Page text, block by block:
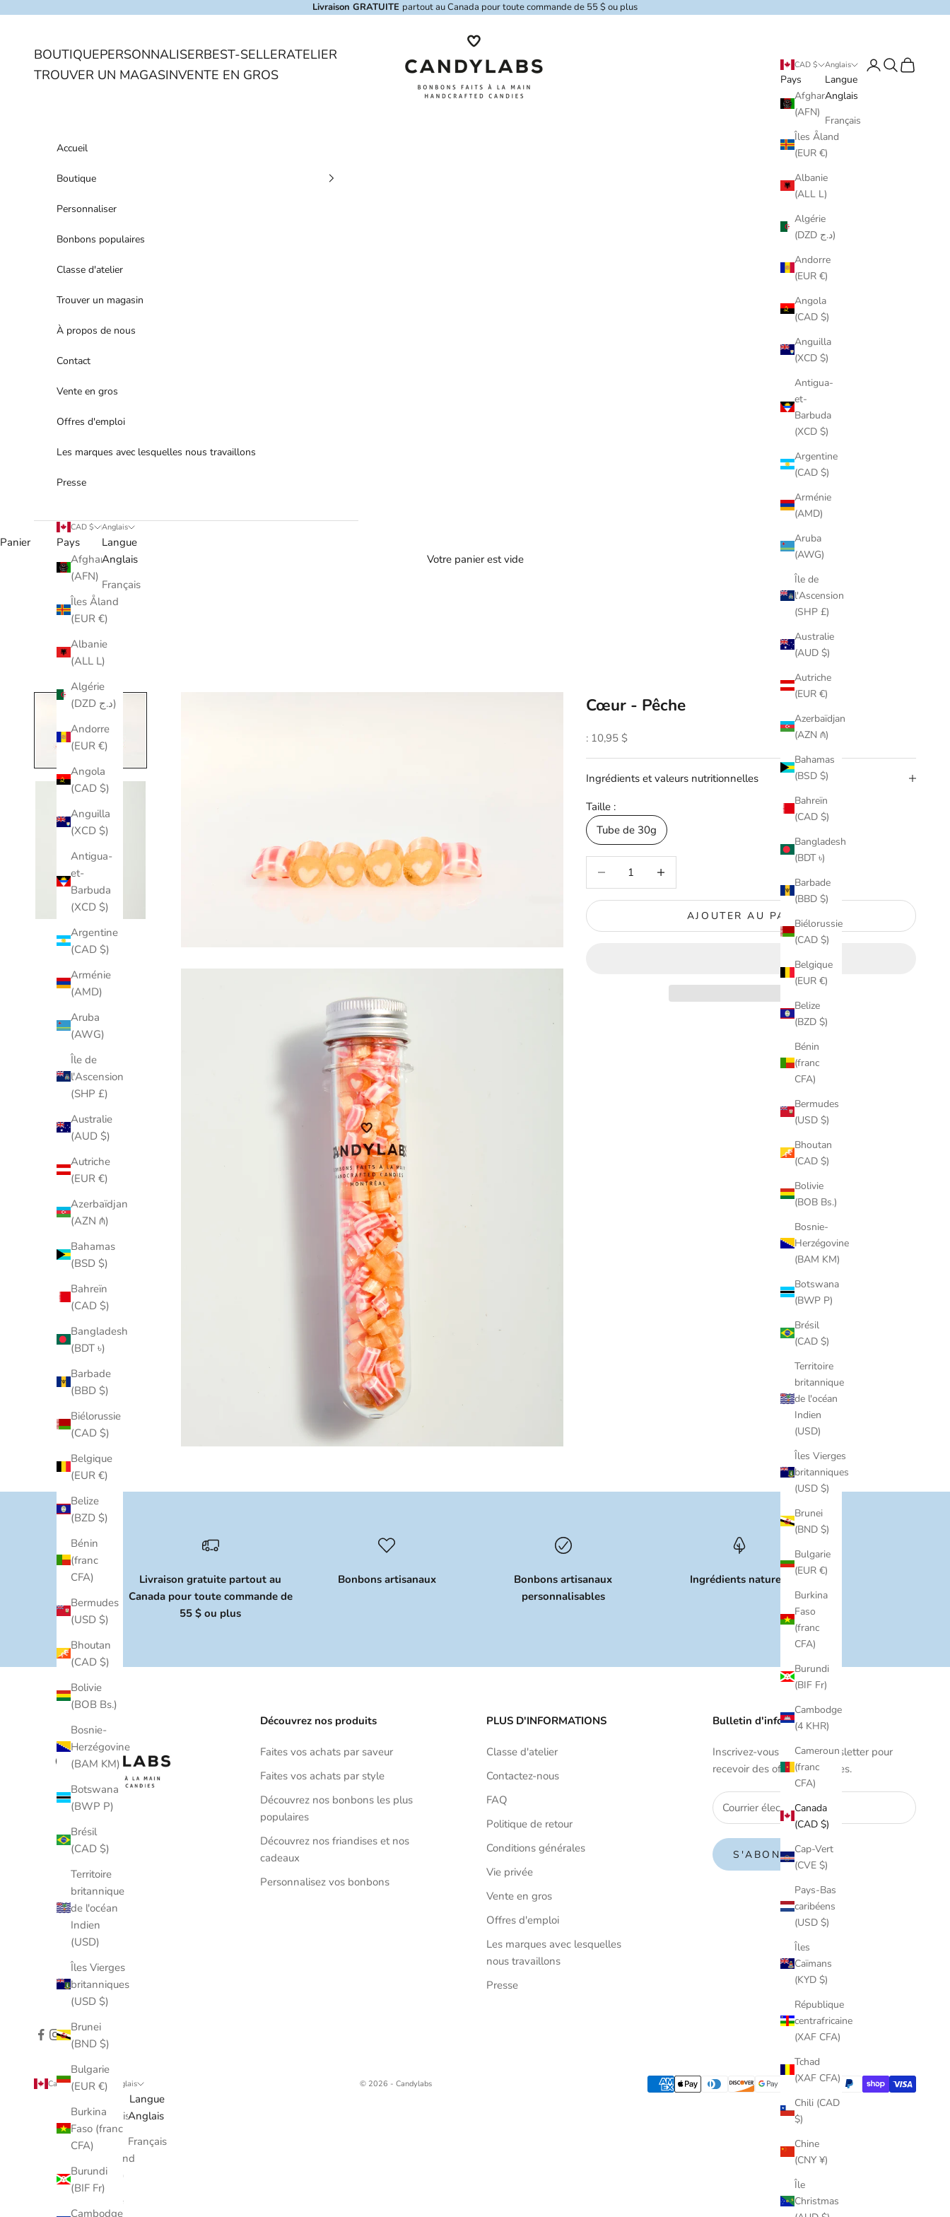
Livraison GRATUITE partout au Canada pour toute commande de 55 $ ou plus
BOUTIQUEPERSONNALISERBEST-SELLERATELIER
TROUVER UN MAGASINVENTE EN GROS
CAD $
Pays
Afghanistan
(AFN)
Îles Åland
(EUR €)
Albanie
(ALL L)
Algérie
(DZD د.ج)
Andorre
(EUR €)
Angola
(CAD $)
Anguilla
(XCD $)
Antigua-
et-
Barbuda
(XCD $)
Argentine
(CAD $)
Arménie
(AMD)
Aruba
(AWG)
Île de
l'Ascension
(SHP £)
Australie
(AUD $)
Autriche
(EUR €)
Azerbaïdjan
(AZN ₼)
Bahamas
(BSD $)
Bahreïn
(CAD $)
Bangladesh
(BDT ৳)
Barbade
(BBD $)
Biélorussie
(CAD $)
Belgique
(EUR €)
Belize
(BZD $)
Bénin
(franc
CFA)
Bermudes
(USD $)
Bhoutan
(CAD $)
Bolivie
(BOB Bs.)
Bosnie-
Herzégovine
(BAM KM)
Botswana
(BWP P)
Brésil
(CAD $)
Territoire
britannique
de l'océan
Indien
(USD)
Îles Vierges
britanniques
(USD $)
Brunei
(BND $)
Bulgarie
(EUR €)
Burkina
Faso
(franc
CFA)
Burundi
(BIF Fr)
Cambodge
(4 KHR)
Cameroun
(franc
CFA)
Canada
(CAD $)
Cap-Vert
(CVE $)
Pays-Bas
caribéens
(USD $)
Îles
Caïmans
(KYD $)
République
centrafricaine
(XAF CFA)
Tchad
(XAF CFA)
Chili (CAD
$)
Chine
(CNY ¥)
Île
Christmas
Anglais
Langue
Anglais
Français
Connexion
Recherchez
Panier
Accueil
Boutique
Personnaliser
Bonbons populaires
Classe d'atelier
Trouver un magasin
À propos de nous
Contact
Vente en gros
Offres d'emploi
Les marques avec lesquelles nous travaillons
Presse
CAD $
Pays
Afghanistan
(AFN)
Îles Åland
(EUR €)
Albanie
(ALL L)
Algérie
(DZD د.ج)
Andorre
(EUR €)
Angola
(CAD $)
Anguilla
(XCD $)
Antigua-
et-
Barbuda
(XCD $)
Argentine
(CAD $)
Arménie
(AMD)
Aruba
(AWG)
Île de
l'Ascension
(SHP £)
Australie
(AUD $)
Autriche
(EUR €)
Azerbaïdjan
(AZN ₼)
Bahamas
(BSD $)
Bahreïn
(CAD $)
Bangladesh
(BDT ৳)
Barbade
(BBD $)
Biélorussie
(CAD $)
Belgique
(EUR €)
Belize
(BZD $)
Bénin
(franc
CFA)
Bermudes
(USD $)
Bhoutan
(CAD $)
Bolivie
(BOB Bs.)
Bosnie-
Herzégovine
(BAM KM)
Botswana
(BWP P)
Brésil
(CAD $)
Territoire
britannique
de l'océan
Indien
(USD)
Îles Vierges
britanniques
(USD $)
Brunei
(BND $)
Bulgarie
(EUR €)
Burkina
Faso (franc
CFA)
Burundi
(BIF Fr)
Cambodge
Anglais
Langue
Anglais
Français
Panier
Votre panier est vide
Cœur - Pêche
Prix soldé
: 10,95 $
Ingrédients et valeurs nutritionnelles
Taille :
Tube de 30g
Réduire la quantité
AJOUTER AU PANIER
Livraison gratuite partout au
Canada pour toute commande de
55 $ ou plus
Bonbons artisanaux
Bonbons artisanaux
personnalisables
Ingrédients naturels
Découvrez nos produits
Faites vos achats par saveur
Faites vos achats par style
Découvrez nos bonbons les plus
populaires
Découvrez nos friandises et nos
cadeaux
Personnalisez vos bonbons
PLUS D'INFORMATIONS
Classe d'atelier
Contactez-nous
FAQ
Politique de retour
Conditions générales
Vie privée
Vente en gros
Offres d'emploi
Les marques avec lesquelles
nous travaillons
Presse
Bulletin d'information
Inscrivez-vous à notre newsletter pour
recevoir des offres exclusives.
S'ABONNER
Canada (CAD $)
Afghanistan
(AFN)
Îles Åland
(EUR €)
Albanie
Anglais
Langue
Anglais
Français
© 2026 - Candylabs